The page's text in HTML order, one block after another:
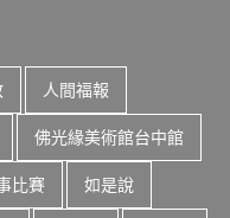
人間福報
佛光緣美術館台中館
比賽 如是說